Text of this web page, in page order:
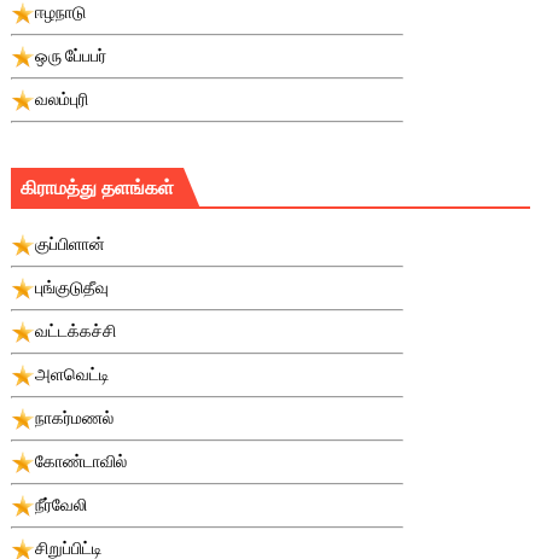
ஈழநாடு
ஒரு பே்பபர்
வலம்புரி
கிராமத்து தளங்கள்
குப்பிளான்
புங்குடுதீவு
வட்டக்கச்சி
அளவெட்டி
நாகர்மணல்
கோண்டாவில்
நீர்வேலி
சிறுப்பிட்டி